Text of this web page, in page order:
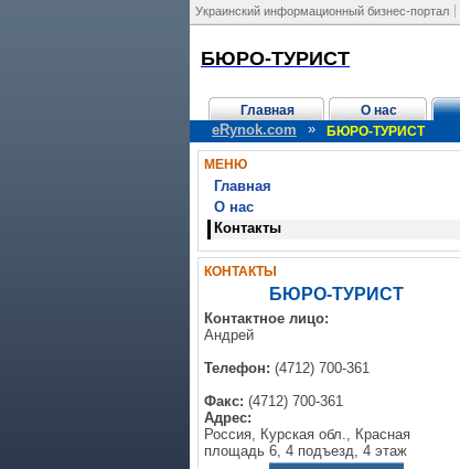
Украинский информационный бизнес-портал
БЮРО-ТУРИСТ
Главная О нас
eRynok.com » БЮРО-ТУРИСТ
МЕНЮ
Главная
О нас
Контакты
КОНТАКТЫ
БЮРО-ТУРИСТ
Контактное лицо:
Андрей
Телефон: (4712) 700-361
Факс: (4712) 700-361
Адрес:
Россия, Курская обл., Красная
площадь 6, 4 подъезд, 4 этаж